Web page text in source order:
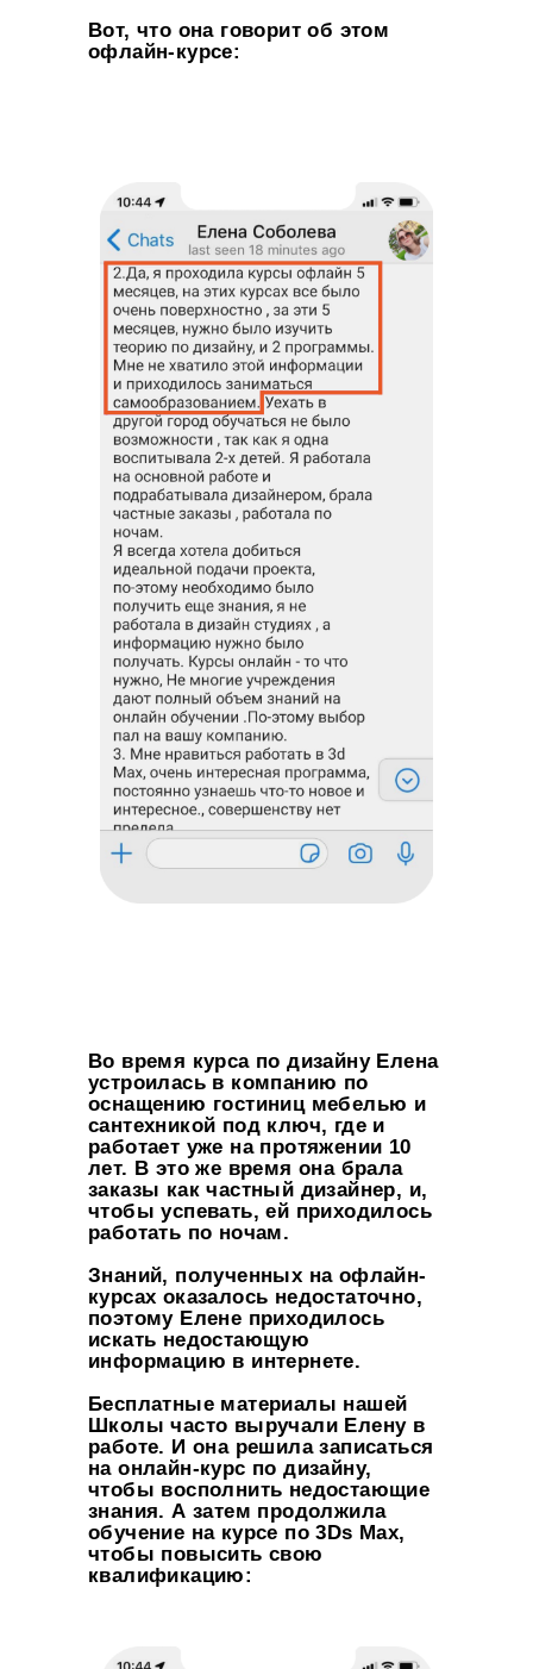
Вот, что она говорит об этом
офлайн-курсе:
Во время курса по дизайну Елена
устроилась в компанию по
оснащению гостиниц мебелью и
сантехникой под ключ, где и
работает уже на протяжении 10
лет. В это же время она брала
заказы как частный дизайнер, и,
чтобы успевать, ей приходилось
работать по ночам.
Знаний, полученных на офлайн-
курсах оказалось недостаточно,
поэтому Елене приходилось
искать недостающую
информацию в интернете.
Бесплатные материалы нашей
Школы часто выручали Елену в
работе. И она решила записаться
на онлайн-курс по дизайну,
чтобы восполнить недостающие
знания. А затем продолжила
обучение на курсе по 3Ds Max,
чтобы повысить свою
квалификацию: